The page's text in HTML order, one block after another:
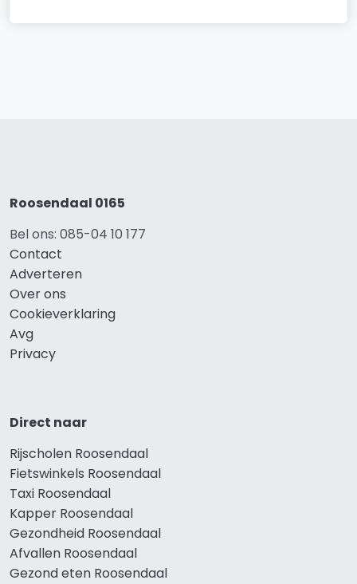
Roosendaal 0165
Bel ons: 085-04 10 177
Contact
Adverteren
Over ons
Cookieverklaring
Avg
Privacy
Direct naar
Rijscholen Roosendaal
Fietswinkels Roosendaal
Taxi Roosendaal
Kapper Roosendaal
Gezondheid Roosendaal
Afvallen Roosendaal
Gezond eten Roosendaal